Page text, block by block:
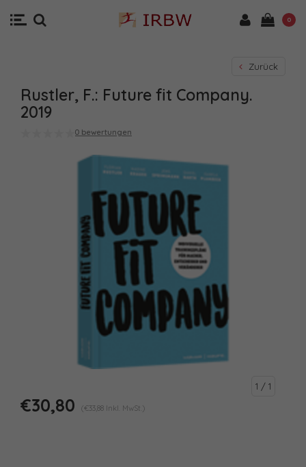
0
Zurück
Rustler, F.: Future fit Company.
2019
0 bewertungen
1 / 1
€30,80 (€33,88 Inkl. MwSt.)